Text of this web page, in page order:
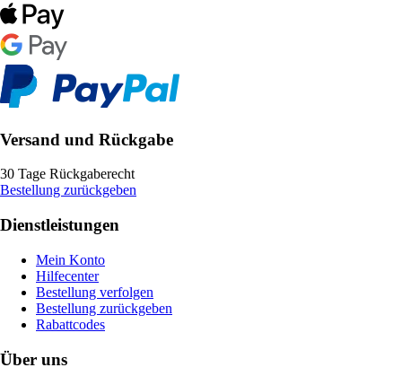
Versand und Rückgabe
30 Tage Rückgaberecht
Bestellung zurückgeben
Dienstleistungen
Mein Konto
Hilfecenter
Bestellung verfolgen
Bestellung zurückgeben
Rabattcodes
Über uns